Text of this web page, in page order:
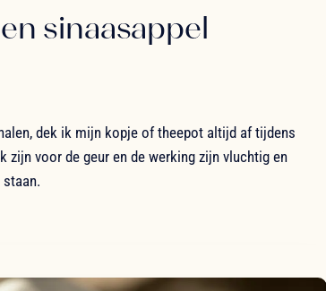
sinaasappel
dek ik mijn kopje of theepot altijd af tijdens
voor de geur en de werking zijn vluchtig en